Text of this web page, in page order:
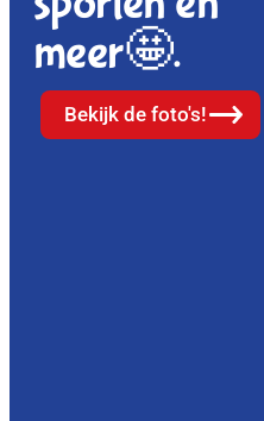
meer🤩.
Bekijk de foto's!